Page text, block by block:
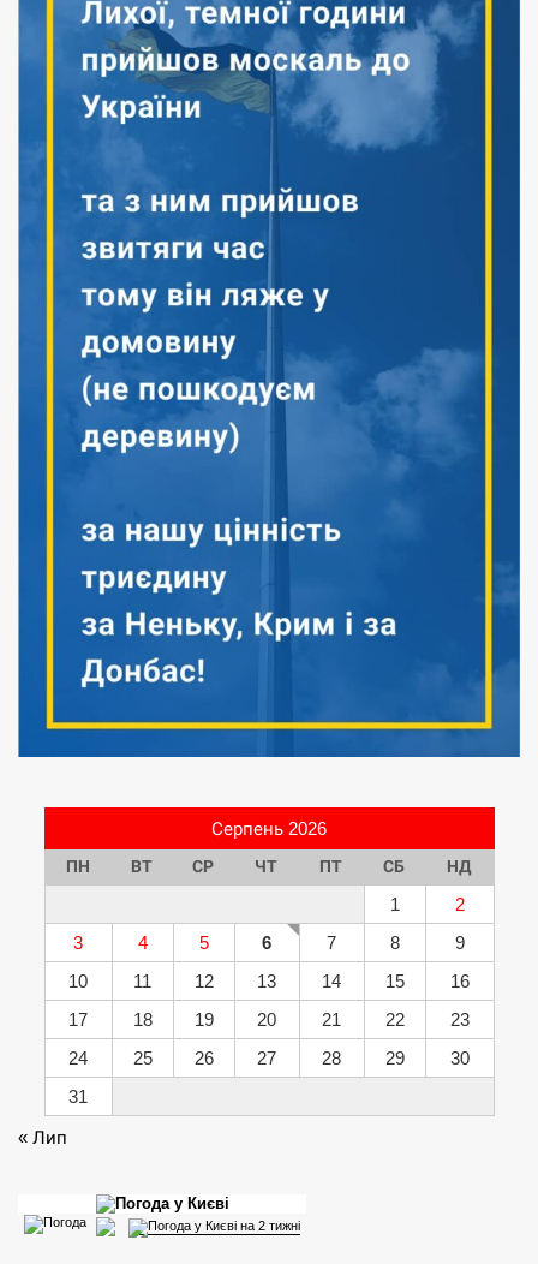
Серпень 2026
ПН ВТ СР ЧТ ПТ СБ НД
1
2
3
4 5 6 7 8
9
10
11 12 13 14 15
16
17
18 19 20 21 22
23
24
25 26 27 28 29
30
31
« Лип